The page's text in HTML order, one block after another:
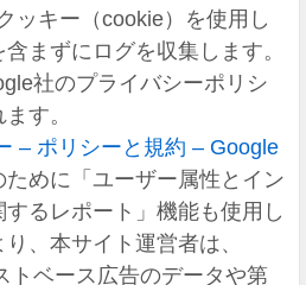
ッキー（cookie）を使用し
まずにログを収集します。
社のプライバシーポリシ
す。
– ポリシーと規約 – Google
めに「ユーザー属性とイン
るレポート」機能も使用し
、本サイト運営者は、
トベース広告のデータや第